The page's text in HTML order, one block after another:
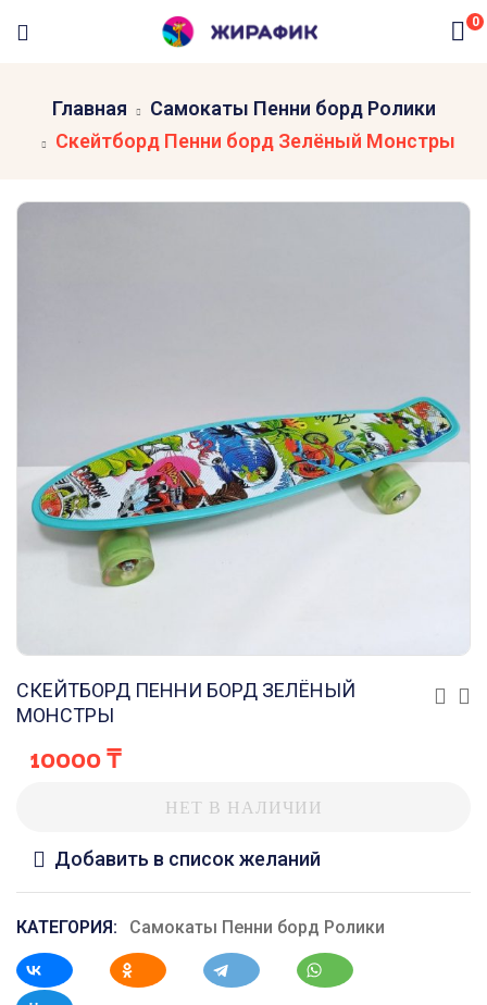
0
Главная
Самокаты Пенни борд Ролики
Скейтборд Пенни борд Зелёный Монстры
СКЕЙТБОРД ПЕННИ БОРД ЗЕЛЁНЫЙ
МОНСТРЫ
10000₸
НЕТ В НАЛИЧИИ
Добавить в список желаний
КАТЕГОРИЯ: Самокаты Пенни борд Ролики